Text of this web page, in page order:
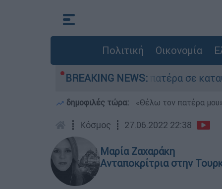
Πολιτική Οικονομία
BREAKING NEWS:
είχε τον νεκρό του πατέρα σε καταψύκτη
δημοφιλές τώρα: «Θέλω τον πατέρα
┋ Κόσμος ┋ 27.06.2022 22:38
Μαρία Ζαχαράκη
Ανταποκρίτρια στην